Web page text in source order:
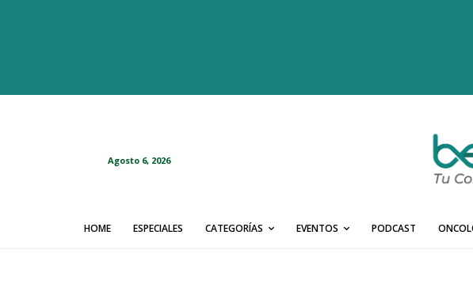
Agosto 6, 2026
HOME ESPECIALES CATEGORÍAS EVENTOS PODCAST